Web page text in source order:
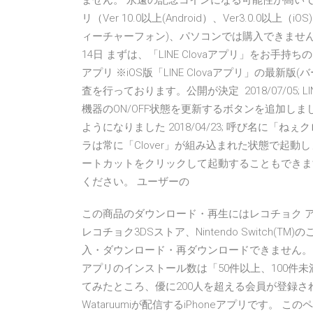
リ（Ver 10.0以上(Android）、Ver3.0.0以上（
ィーチャーフォン)、パソコンでは購入できま
14日 まずは、「LINE Clovaアプリ」をお手持
アプリ ※iOS版「LINE Clovaアプリ」の最新版(
査を行っております。公開が決定 2018/07/05;
機器のON/OFF状態を更新するボタンを追加し
ようになりました 2018/04/23; 呼び名に「ねぇ
ラは常に「Clover」が組み込まれた状態で起動
ートカットをクリックして起動することもでき
ください。 ユーザーの
この商品のダウンロード・再生にはレコチョク
レコチョク3DSストア、Nintendo Switch(TM)の
入・ダウンロード・再ダウンロードできません
アプリのインストール数は「50件以上、100件
てみたところ、優に200人を超える会員が登録
Wataruumiが配信するiPhoneアプリです。 この